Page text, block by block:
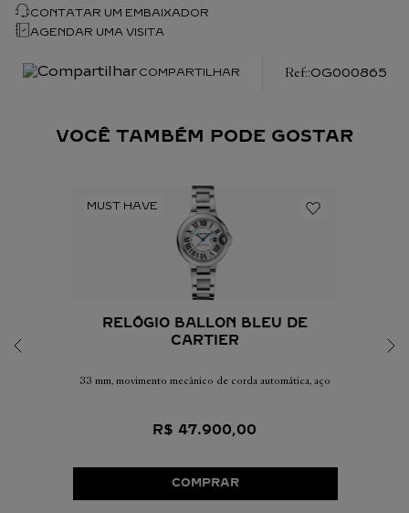
CONTATAR UM EMBAIXADOR
AGENDAR UMA VISITA
COMPARTILHAR :OG000865
VOCÊ TAMBÉM PODE GOSTAR
RELÓGIO BALLON BLEU DE
CARTIER
33 mm, movimento mecânico de corda automática, aço
R$ 47.900,00
COMPRAR